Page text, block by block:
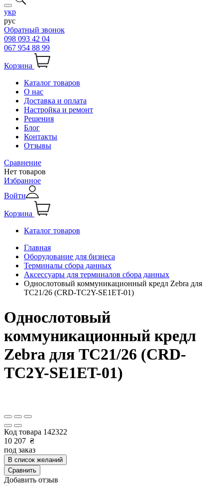
укр
рус
Обратный звонок
098 093 42 04
067 954 88 99
Корзина
Каталог товаров
О нас
Доставка и оплата
Настройка и ремонт
Решения
Блог
Контакты
Отзывы
Сравнение
Нет товаров
Избранное
Войти
Корзина
Каталог товаров
Главная
Оборудование для бизнеса
Терминалы сбора данных
Аксессуары для терминалов сбора данных
Однослотовый коммуникационный кредл Zebra для
TC21/26 (CRD-TC2Y-SE1ET-01)
Однослотовый
коммуникационный кредл
Zebra для TC21/26 (CRD-
TC2Y-SE1ET-01)
Код товара 142322
10 207 ₴
под заказ
В список желаний
Сравнить
Добавить отзыв